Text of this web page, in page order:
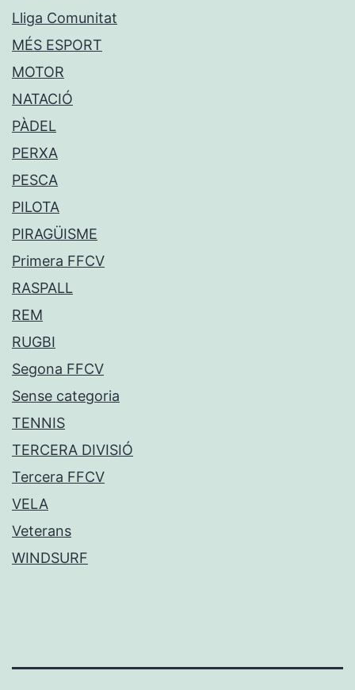
Lliga Comunitat
MÉS ESPORT
MOTOR
NATACIÓ
PÀDEL
PERXA
PESCA
PILOTA
PIRAGÜISME
Primera FFCV
RASPALL
REM
RUGBI
Segona FFCV
Sense categoria
TENNIS
TERCERA DIVISIÓ
Tercera FFCV
VELA
Veterans
WINDSURF